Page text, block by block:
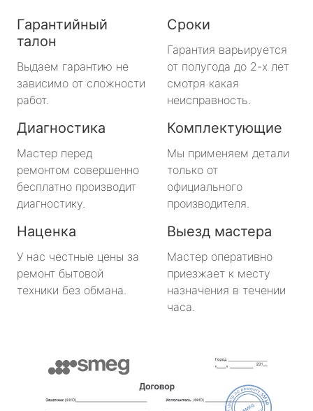
метро Молодежная
метро Преображенская площадь
метро Нахимовский Проспект
метро Коломенская
метро Парк Культуры
Гарантийный
талон
Выдаем гарантию не
зависимо от сложности
работ.
Сроки
Гарантия варьируется
от полугода до 2-х лет
смотря какая
неисправность.
Диагностика
Мастер перед
ремонтом совершенно
бесплатно производит
диагностику.
Комплектующие
Мы применяем детали
только от
официального
производителя.
Наценка
У нас честные цены за
ремонт бытовой
техники без обмана.
Выезд мастера
Мастер оперативно
приезжает к месту
назначения в течении
часа.